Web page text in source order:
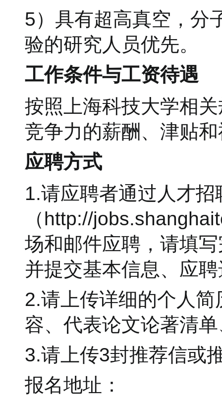
5）具有超高真空，分
验的研究人员优先。
工作条件与工资待遇
按照上海科技大学相
竞争力的薪酬、津贴
应聘方式
1.请应聘者通过人才招
（http://
场和邮件应聘，请填
并提交基本信息、应
2.请上传详细的个人
容、代表论文论著清
3.请上传3封推荐信或
报名地址：